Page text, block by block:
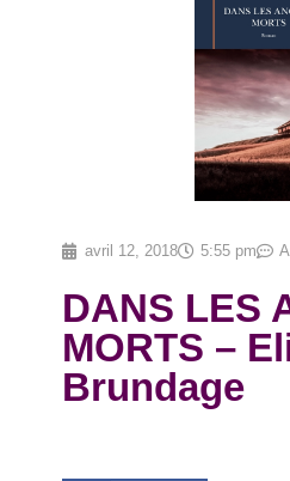
avril 12, 2018 5:55 pm
DANS LES
MORTS –
Brundage